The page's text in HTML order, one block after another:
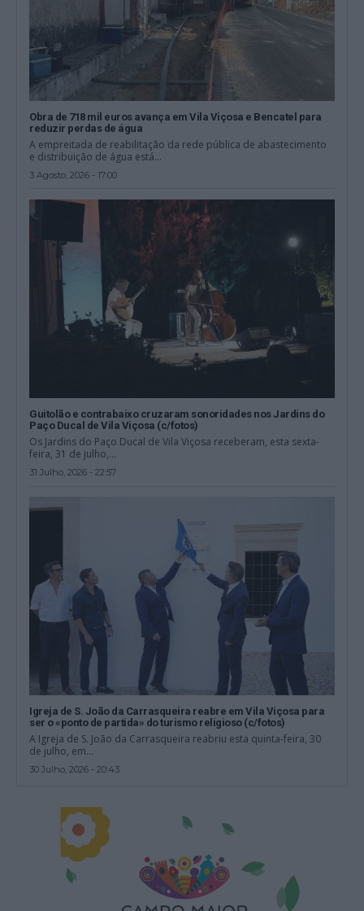
Obra de 718 mil euros avança em Vila Viçosa e Bencatel para
reduzir perdas de água
A empreitada de reabilitação da rede pública de abastecimento
e distribuição de água está...
3 Agosto, 2026 - 17:00
Guitolão e contrabaixo cruzaram sonoridades nos Jardins do
Paço Ducal de Vila Viçosa (c/fotos)
Os Jardins do Paço Ducal de Vila Viçosa receberam, esta sexta-
feira, 31 de julho,...
31 Julho, 2026 - 22:57
Igreja de S. João da Carrasqueira reabre em Vila Viçosa para
ser o «ponto de partida» do turismo religioso (c/fotos)
A Igreja de S. João da Carrasqueira reabriu esta quinta-feira, 30
de julho, em...
30 Julho, 2026 - 20:43